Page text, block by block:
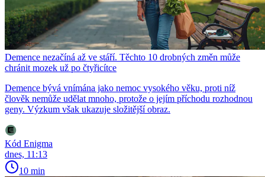
Demence nezačíná až ve stáří. Těchto 10 drobných změn může
chránit mozek už po čtyřicítce
Demence bývá vnímána jako nemoc vysokého věku, proti níž
člověk nemůže udělat mnoho, protože o jejím příchodu rozhodnou
geny. Výzkum však ukazuje složitější obraz.
Kód Enigma
dnes, 11:13
10 min